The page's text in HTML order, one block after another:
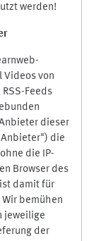
werden!
Videos von
Feeds
dieser
die
die IP-
Browser des
damit für
bemühen
jeweilige
der